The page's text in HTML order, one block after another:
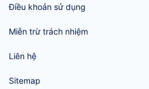
Điều khoản sử dụng
Miễn trừ trách nhiệm
Liên hệ
Sitemap